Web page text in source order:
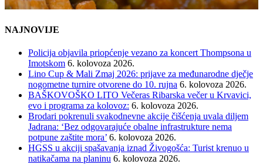
NAJNOVIJE
Policija objavila priopćenje vezano za koncert Thompsona u
Imotskom 6. kolovoza 2026.
Lino Cup & Mali Zmaj 2026: prijave za međunarodne dječje
nogometne turnire otvorene do 10. rujna 6. kolovoza 2026.
BAŠKOVOŠKO LITO Večeras Ribarska večer u Krvavici,
evo i programa za kolovoz: 6. kolovoza 2026.
Brodari pokrenuli svakodnevne akcije čišćenja uvala diljem
Jadrana: ‘Bez odgovarajuće obalne infrastrukture nema
potpune zaštite mora’ 6. kolovoza 2026.
HGSS u akciji spašavanja iznad Živogošća: Turist krenuo u
natikačama na planinu 6. kolovoza 2026.